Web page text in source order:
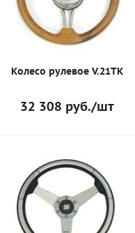
Колесо рулевое V.21TK
32 308 руб./шт